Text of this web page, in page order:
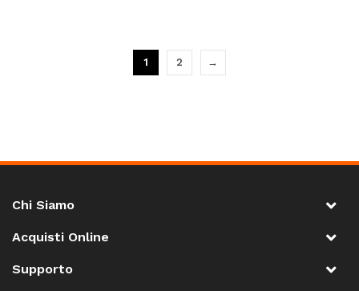
1 2 →
Chi Siamo
Acquisti Online
Supporto